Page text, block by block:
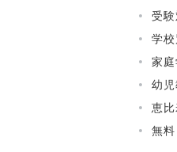
受験
学
家庭
幼
恵比
無料